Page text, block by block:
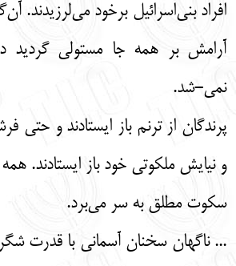
افراد بنی‌اسرائیل برخود می‌لرزیدند.
آرامش بر همه جا مستولی گردید
نمی-شد.
پرندگان از ترنم باز ایستادند و حتی
و نیایش ملکوتی خود باز ایستادند.
سکوت مطلق به سر می‌برد.
... ناگهان سخنان آسمانی با قدرت